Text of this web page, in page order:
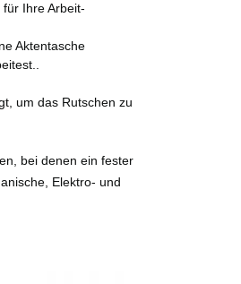
Ihre Arbeit-
Aktentasche
um das Rutschen zu
bei denen ein fester
Elektro- und